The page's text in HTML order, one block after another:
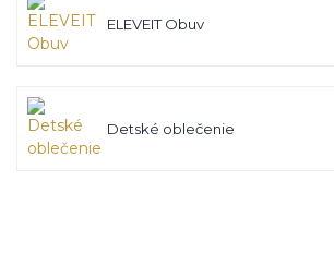
ELEVEIT Obuv
Detské oblečenie